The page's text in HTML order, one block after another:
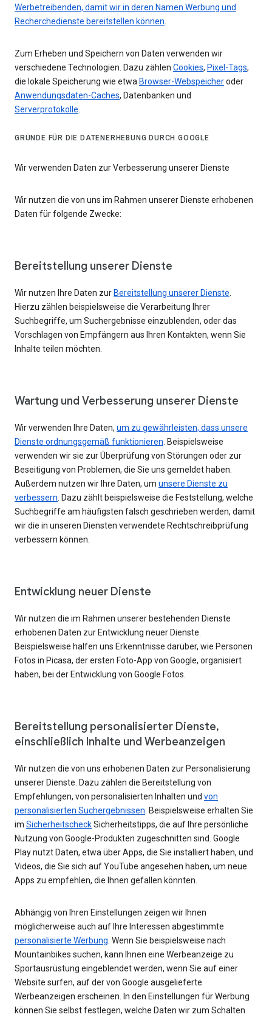
Werbetreibenden, damit wir in deren Namen Werbung und
Recherchedienste bereitstellen können.
Zum Erheben und Speichern von Daten verwenden wir
verschiedene Technologien. Dazu zählen Cookies, Pixel-Tags,
die lokale Speicherung wie etwa Browser-Webspeicheroder
Anwendungsdaten-Caches, Datenbanken und
Serverprotokolle.
GRÜNDE FÜR DIE DATENERHEBUNG DURCH GOOGLE
Wir verwenden Daten zur Verbesserung unserer Dienste
Wir nutzen die von uns im Rahmen unserer Dienste erhobenen
Daten für folgende Zwecke:
Bereitstellung unserer Dienste
Wir nutzen Ihre Daten zur Bereitstellung unserer Dienste
Hierzu zählen beispielsweise die Verarbeitung Ihrer
Suchbegriffe, um Suchergebnisse einzublenden, oder das
Vorschlagen von Empfängern aus Ihren Kontakten, wenn Sie
Inhalte teilen möchten.
Wartung und Verbesserung unserer Dienste
Wir verwenden Ihre Daten, um zu gewährleisten, dass unsere
Dienste ordnungsgemäß funktionieren . Beispielsweise
verwenden wir sie zur Überprüfung von Störungen oder zur
Beseitigung von Problemen, die Sie uns gemeldet haben.
Außerdem nutzen wir Ihre Daten, um unsere Dienste zu
verbessern . Dazu zählt beispielsweise die Feststellung, welche
Suchbegriffe am häufigsten falsch geschrieben werden, damit
wir die in unseren Diensten verwendete Rechtschreibprüfung
verbessern können.
Entwicklung neuer Dienste
Wir nutzen die im Rahmen unserer bestehenden Dienste
erhobenen Daten zur Entwicklung neuer Dienste.
Beispielsweise halfen uns Erkenntnisse darüber, wie Personen
Fotos in Picasa, der ersten Foto-App von Google, organisiert
haben, bei der Entwicklung von Google Fotos.
Bereitstellung personalisierter Dienste,
einschließlich Inhalte und Werbeanzeigen
Wir nutzen die von uns erhobenen Daten zur Personalisierung
unserer Dienste. Dazu zählen die Bereitstellung von
Empfehlungen, von personalisierten Inhalten und von
personalisierten Suchergebnissen . Beispielsweise erhalten Sie
im SicherheitscheckSicherheitstipps, die auf Ihre persönliche
Nutzung von Google-Produkten zugeschnitten sind. Google
Play nutzt Daten, etwa über Apps, die Sie installiert haben, und
Videos, die Sie sich auf YouTube angesehen haben, um neue
Apps zu empfehlen, die Ihnen gefallen könnten.
Abhängig von Ihren Einstellungen zeigen wir Ihnen
möglicherweise auch auf Ihre Interessen abgestimmte
personalisierte Werbung . Wenn Sie beispielsweise nach
Mountainbikes suchen, kann Ihnen eine Werbeanzeige zu
Sportausrüstung eingeblendet werden, wenn Sie auf einer
Website surfen, auf der von Google ausgelieferte
Werbeanzeigen erscheinen. In den Einstellungen für Werbung
können Sie selbst festlegen, welche Daten wir zum Schalten